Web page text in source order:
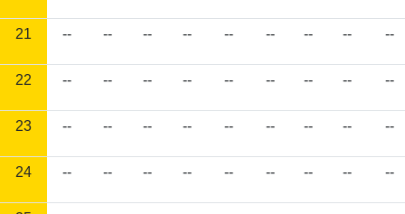
21 -- -- -- -- -- -- -- -- --
22 -- -- -- -- -- -- -- -- --
23 -- -- -- -- -- -- -- -- --
24 -- -- -- -- -- -- -- -- --